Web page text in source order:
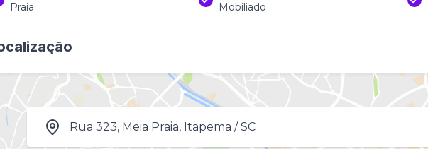
Praia
Mobiliado
Rua 323, Meia Praia, Itapema / SC